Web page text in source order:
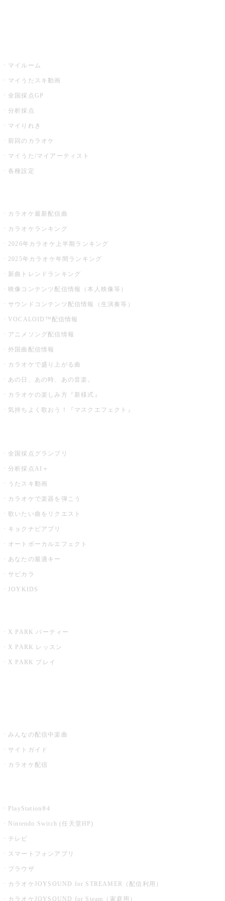
マイルーム
マイうたスキ動画
全国採点GP
分析採点
マイりれき
前回のカラオケ
マイうた/マイアーティスト
各種設定
カラオケ最新配信曲
カラオケランキング
2026年カラオケ上半期ランキング
2025年カラオケ年間ランキング
新曲トレンドランキング
映像コンテンツ配信情報（本人映像等）
サウンドコンテンツ配信情報（生演奏等）
VOCALOID™配信情報
アニメソング配信情報
外国曲配信情報
カラオケで盛り上がる曲
あの日、あの時、あの音楽。
カラオケの楽しみ方『新様式』
気持ちよく歌おう！『マスクエフェクト』
全国採点グランプリ
分析採点AI＋
うたスキ動画
カラオケで楽器を弾こう
歌いたい曲をリクエスト
キョクナビアプリ
オートボーカルエフェクト
あなたの最適キー
サビカラ
JOYKIDS
X PARK パーティー
X PARK レッスン
X PARK プレイ
みんなの配信中楽曲
サイトガイド
カラオケ配信
PlayStation®4
Nintendo Switch (任天堂HP)
テレビ
スマートフォンアプリ
ブラウザ
カラオケJOYSOUND for STREAMER（配信利用）
カラオケJOYSOUND for Steam（家庭用）